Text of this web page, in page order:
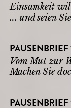
Einsamkeit
... und seien
PAUSENBRIEF
Vom Mut zur
Machen Sie
PAUSENBRIEF